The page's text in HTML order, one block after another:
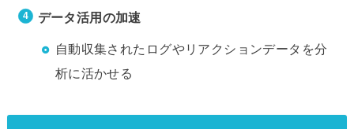
データ活用の加速
自動収集されたログやリアクションデータを分
析に活かせる